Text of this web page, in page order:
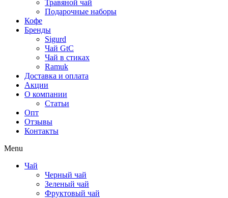
Травяной чай
Подарочные наборы
Кофе
Бренды
Sigurd
Чай GtC
Чай в стиках
Ramuk
Доставка и оплата
Акции
О компании
Статьи
Опт
Отзывы
Контакты
Menu
Чай
Черный чай
Зеленый чай
Фруктовый чай